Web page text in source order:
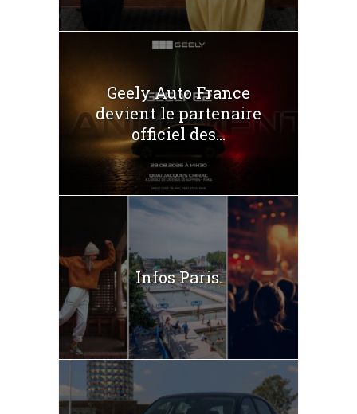
Geely Auto France
devient le partenaire
officiel des...
Infos Paris.